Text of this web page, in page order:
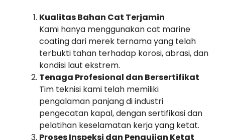
Kualitas Bahan Cat Terjamin
Kami hanya menggunakan cat marine
coating dari merek ternama yang telah
terbukti tahan terhadap korosi, abrasi, dan
kondisi laut ekstrem.
Tenaga Profesional dan Bersertifikat
Tim teknisi kami telah memiliki
pengalaman panjang di industri
pengecatan kapal, dengan sertifikasi dan
pelatihan keselamatan kerja yang ketat.
Proses Inspeksi dan Pengujian Ketat